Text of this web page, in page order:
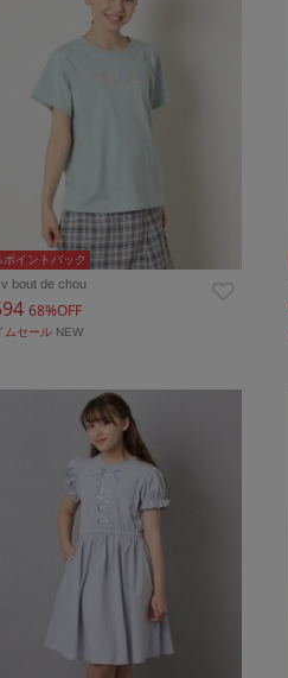
ポイントバック
bout de chou
68%OFF
ムセール NEW